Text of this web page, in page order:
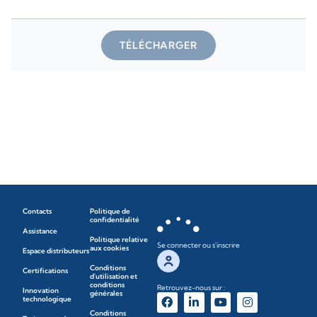
TÉLÉCHARGER
Contacts
Assistance
Espace distributeurs
Certifications
Innovation
technologique
Politique de
confidentialité
Politique relative
aux cookies
Conditions
d'utilisation et
conditions
générales
Conditions
Se connecter ou s'inscrire
Retrouvez-nous sur :